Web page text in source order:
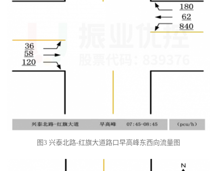
图3 兴泰北路-红旗大道路口早高峰东西向流量图